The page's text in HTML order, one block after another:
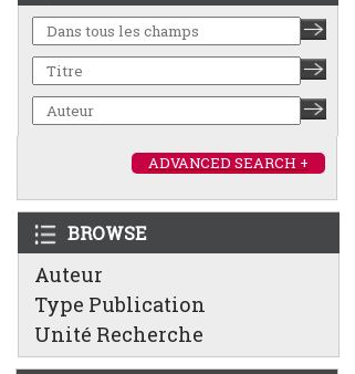
ADVANCED SEARCH +
BROWSE
Auteur
Type Publication
Unité Recherche